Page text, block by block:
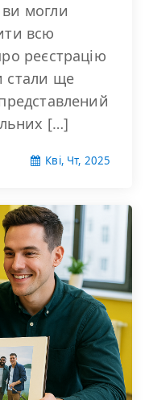
могли
всю
реєстрацію
стали ще
[…]
Кві, Чт, 2025